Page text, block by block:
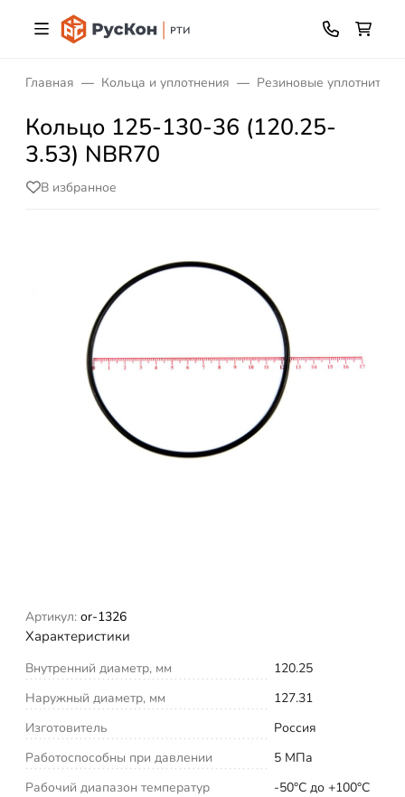
Главная Кольца и уплотнения Резиновые
Кольцо 125-130-36 (120.25-
3.53) NBR70
В избранное
Артикул: or-1326
Характеристики
Внутренний диаметр, мм
120.25
Наружный диаметр, мм
127.31
Изготовитель
Россия
Работоспособны при давлении
5 МПа
Рабочий диапазон температур
-50°С до +100°С